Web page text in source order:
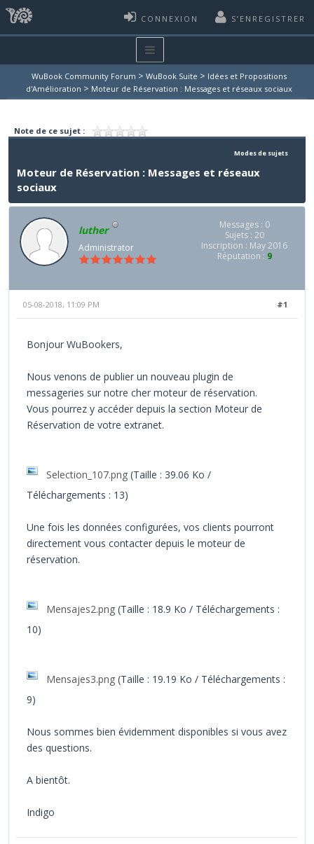
CONNEXION S’ENREGISTRER
WuBook Community Forum > WuBook Suite > Idées et Propositions
d'Amélioration > Moteur de Réservation : Messages et réseaux sociaux
Note de ce sujet :
Modes de sujets
Moteur de Réservation : Messages et réseaux
sociaux
luther
Administrator
Messages : 0
Sujets : 20
Inscription : May 2016
Réputation : 9
#1
05-08-2018, 11:09 PM
Bonjour WuBookers,
Nous venons de publier un nouveau plugin de
messageries sur notre cher moteur de réservation.
Vous pourrez y accéder depuis la section Moteur de
Réservation de votre extranet.
Selection_107.png (Taille : 39.06 Ko /
Téléchargements : 13)
Une fois les données configurées, vos clients pourront
directement vous contacter depuis le moteur de
réservation.
Mensajes2.png (Taille : 18.9 Ko / Téléchargements :
10)
Mensajes3.png (Taille : 19.19 Ko / Téléchargements :
9)
Nous sommes bien évidemment disponibles si vous avez
des questions.
A bientôt.
Indigo